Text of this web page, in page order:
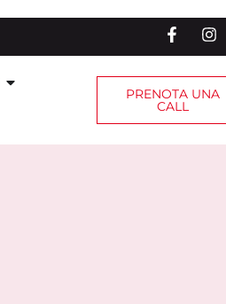
PRENOTA UNA
CALL